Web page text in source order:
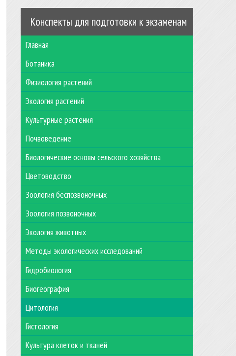
Конспекты для подготовки к экзаменам
Главная
Ботаника
Физиология растений
Экология растений
Культурные растения
Почвоведение
Биологические основы сельского хозяйства
Цветоводство
Зоология беспозвоночных
Зоология позвоночных
Экология животных
Методы экологических исследований
Гидробиология
Биогеография
Цитология
Гистология
Культура клеток и тканей